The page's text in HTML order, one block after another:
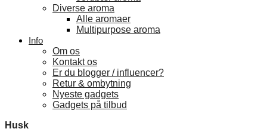
Diverse aroma
Alle aromaer
Multipurpose aroma
Info
Om os
Kontakt os
Er du blogger / influencer?
Retur & ombytning
Nyeste gadgets
Gadgets på tilbud
Husk